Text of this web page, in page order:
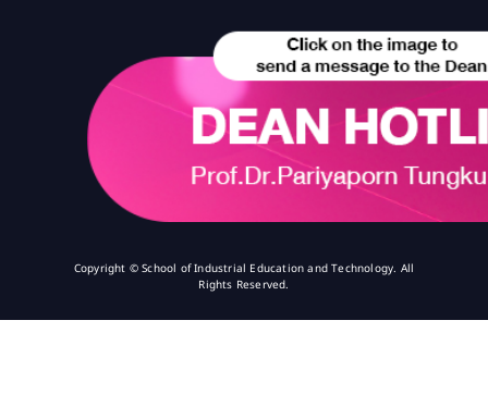
Copyright © School of Industrial Education and Technology. All
Rights Reserved.